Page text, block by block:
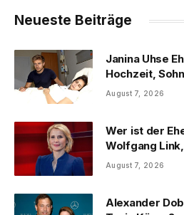
Neueste Beiträge
Janina Uhse
Hochzeit,
August 7, 2026
Wer ist der
Wolfgang
August 7, 2026
Alexander